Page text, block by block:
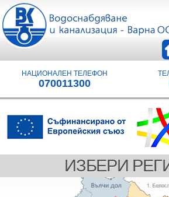
НАЦИОНАЛЕН ТЕЛЕФОН
070011300
ИЗБЕРИ